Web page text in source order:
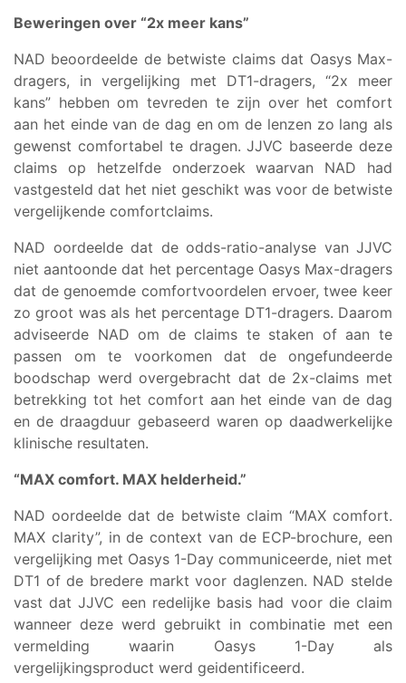
Beweringen over “2x meer kans”
NAD beoordeelde de betwiste claims dat Oasys Max-
dragers, in vergelijking met DT1-dragers, “2x meer
kans” hebben om tevreden te zijn over het comfort
aan het einde van de dag en om de lenzen zo lang als
gewenst comfortabel te dragen. JJVC baseerde deze
claims op hetzelfde onderzoek waarvan NAD had
vastgesteld dat het niet geschikt was voor de betwiste
vergelijkende comfortclaims.
NAD oordeelde dat de odds-ratio-analyse van JJVC
niet aantoonde dat het percentage Oasys Max-dragers
dat de genoemde comfortvoordelen ervoer, twee keer
zo groot was als het percentage DT1-dragers. Daarom
adviseerde NAD om de claims te staken of aan te
passen om te voorkomen dat de ongefundeerde
boodschap werd overgebracht dat de 2x-claims met
betrekking tot het comfort aan het einde van de dag
en de draagduur gebaseerd waren op daadwerkelijke
klinische resultaten.
“MAX comfort. MAX helderheid.”
NAD oordeelde dat de betwiste claim “MAX comfort.
MAX clarity”, in de context van de ECP-brochure, een
vergelijking met Oasys 1-Day communiceerde, niet met
DT1 of de bredere markt voor daglenzen. NAD stelde
vast dat JJVC een redelijke basis had voor die claim
wanneer deze werd gebruikt in combinatie met een
vermelding waarin Oasys 1-Day als
vergelijkingsproduct werd geidentificeerd.